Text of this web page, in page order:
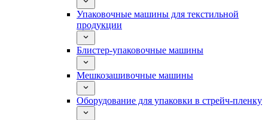
Упаковочные машины для текстильной
продукции
Блистер-упаковочные машины
Мешкозашивочные машины
Оборудование для упаковки в стрейч-пленку